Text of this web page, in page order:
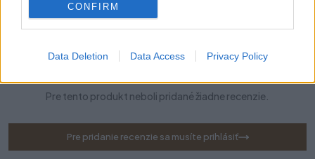
CONFIRM
Data Deletion Data Access Privacy Policy
Pre tento produkt neboli pridané žiadne recenzie.
Pre pridanie recenzie sa musíte prihlásiť